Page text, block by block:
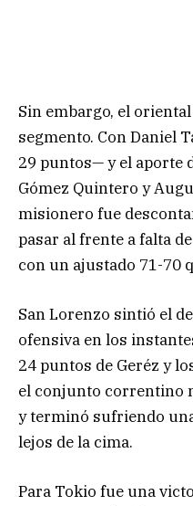
Sin embargo, el
segmento. Con Daniel
29 puntos— y el aporte
Gómez Quintero y
misionero fue
pasar al frente a falta
con un ajustado 71-70
San Lorenzo sintió el
ofensiva en los
24 puntos de Geréz y
el conjunto correntino
y terminó sufriendo
lejos de la cima.
Para Tokio fue una